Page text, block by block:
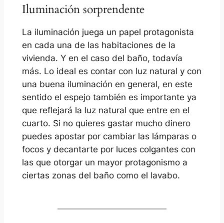
Iluminación sorprendente
La iluminación juega un papel protagonista
en cada una de las habitaciones de la
vivienda. Y en el caso del baño, todavía
más. Lo ideal es contar con luz natural y con
una buena iluminación en general, en este
sentido el espejo también es importante ya
que reflejará la luz natural que entre en el
cuarto. Si no quieres gastar mucho dinero
puedes apostar por cambiar las lámparas o
focos y decantarte por luces colgantes con
las que otorgar un mayor protagonismo a
ciertas zonas del baño como el lavabo.